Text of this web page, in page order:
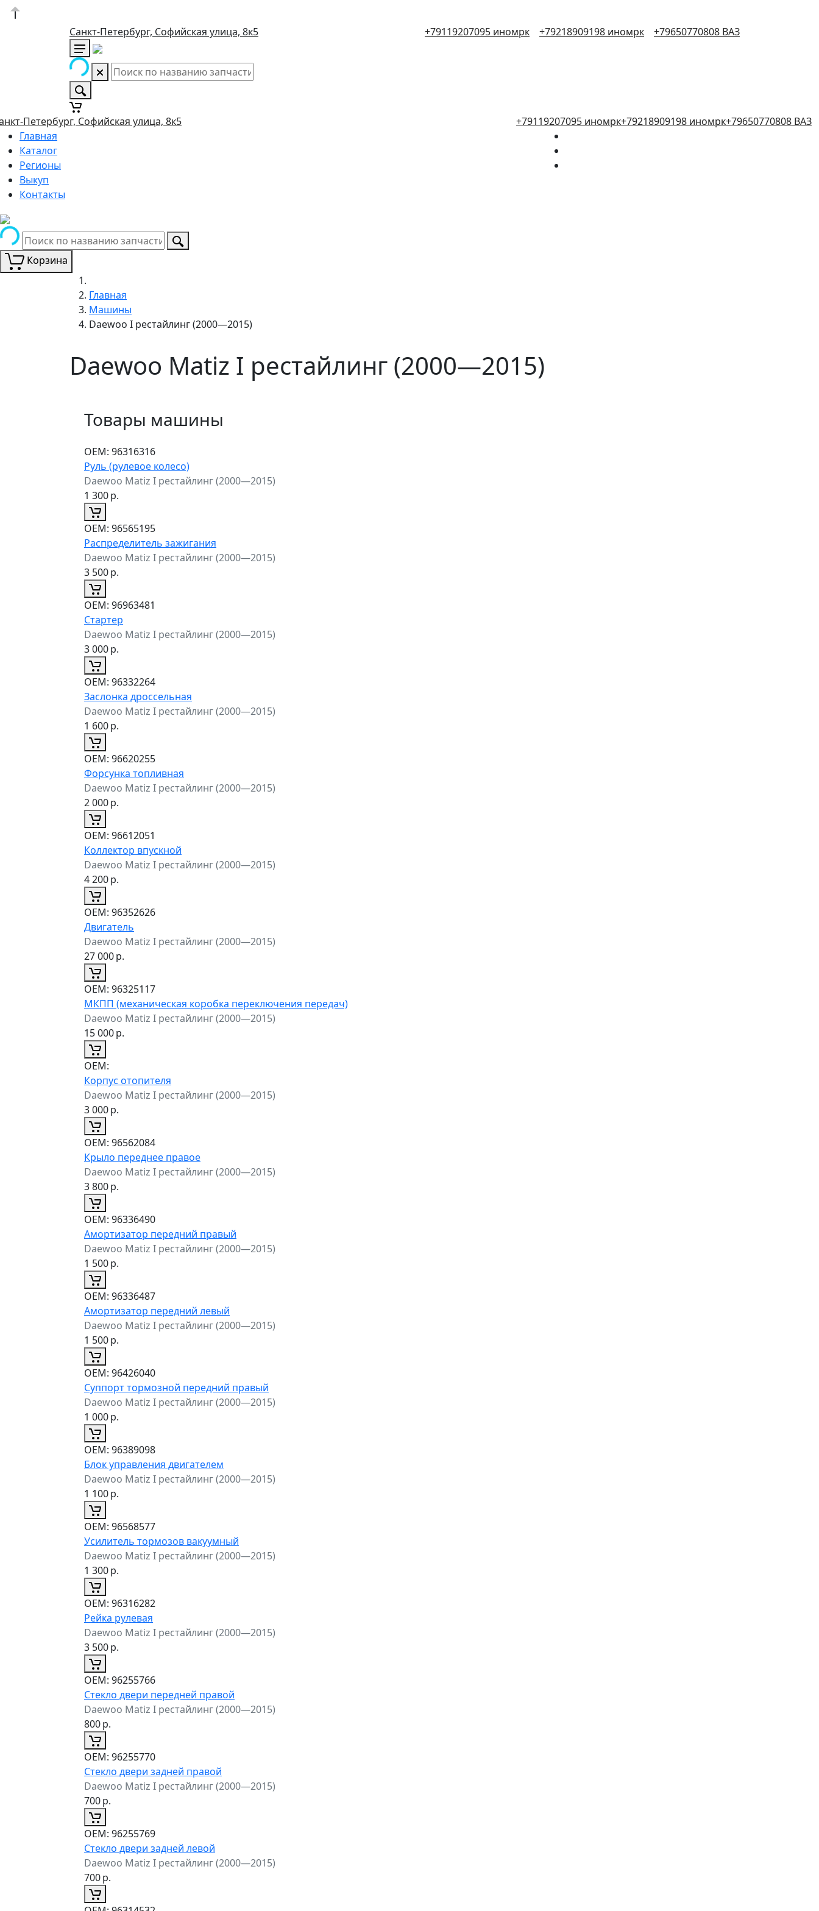
Санкт-Петербург, Софийская улица, 8к5 +79119207095 иномрк +79218909198 иномрк +79650770808 ВАЗ
Петербург, Софийская улица, 8к5 +79119207095 иномрк+79218909198 иномрк+79650770808 ВАЗ
Главная
Каталог
Регионы
Выкуп
Контакты
Корзина
Главная
Машины
Daewoo I рестайлинг (2000—2015)
Daewoo Matiz I рестайлинг (2000—2015)
Товары машины
ОЕМ: 96316316
Руль (рулевое колесо)
Daewoo Matiz I рестайлинг (2000—2015)
1 300р.
ОЕМ: 96565195
Распределитель зажигания
Daewoo Matiz I рестайлинг (2000—2015)
3 500р.
ОЕМ: 96963481
Стартер
Daewoo Matiz I рестайлинг (2000—2015)
3 000р.
ОЕМ: 96332264
Заслонка дроссельная
Daewoo Matiz I рестайлинг (2000—2015)
1 600р.
ОЕМ: 96620255
Форсунка топливная
Daewoo Matiz I рестайлинг (2000—2015)
2 000р.
ОЕМ: 96612051
Коллектор впускной
Daewoo Matiz I рестайлинг (2000—2015)
4 200р.
ОЕМ: 96352626
Двигатель
Daewoo Matiz I рестайлинг (2000—2015)
27 000р.
ОЕМ: 96325117
МКПП (механическая коробка переключения передач)
Daewoo Matiz I рестайлинг (2000—2015)
15 000р.
ОЕМ:
Корпус отопителя
Daewoo Matiz I рестайлинг (2000—2015)
3 000р.
ОЕМ: 96562084
Крыло переднее правое
Daewoo Matiz I рестайлинг (2000—2015)
3 800р.
ОЕМ: 96336490
Амортизатор передний правый
Daewoo Matiz I рестайлинг (2000—2015)
1 500р.
ОЕМ: 96336487
Амортизатор передний левый
Daewoo Matiz I рестайлинг (2000—2015)
1 500р.
ОЕМ: 96426040
Суппорт тормозной передний правый
Daewoo Matiz I рестайлинг (2000—2015)
1 000р.
ОЕМ: 96389098
Блок управления двигателем
Daewoo Matiz I рестайлинг (2000—2015)
1 100р.
ОЕМ: 96568577
Усилитель тормозов вакуумный
Daewoo Matiz I рестайлинг (2000—2015)
1 300р.
ОЕМ: 96316282
Рейка рулевая
Daewoo Matiz I рестайлинг (2000—2015)
3 500р.
ОЕМ: 96255766
Стекло двери передней правой
Daewoo Matiz I рестайлинг (2000—2015)
800р.
ОЕМ: 96255770
Стекло двери задней правой
Daewoo Matiz I рестайлинг (2000—2015)
700р.
ОЕМ: 96255769
Стекло двери задней левой
Daewoo Matiz I рестайлинг (2000—2015)
700р.